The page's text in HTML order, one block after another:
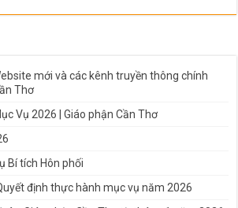
mới và các kênh truyền thông chính
Thơ
Vụ 2026 | Giáo phận Cần Thơ
Bí tích Hôn phối
định thực hành mục vụ năm 2026